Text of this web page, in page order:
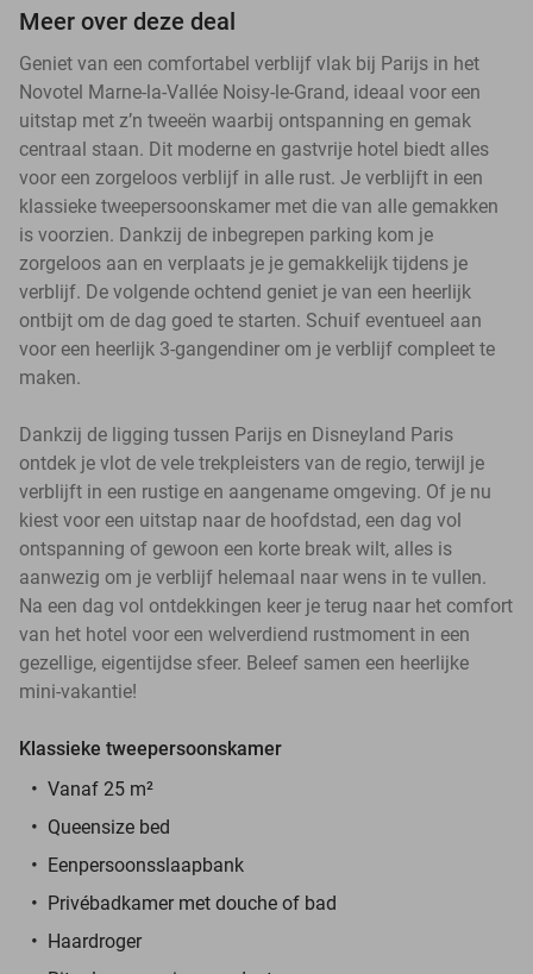
Meer over deze deal
Geniet van een comfortabel verblijf vlak bij Parijs in het
Novotel Marne-la-Vallée Noisy-le-Grand, ideaal voor een
uitstap met z’n tweeën waarbij ontspanning en gemak
centraal staan. Dit moderne en gastvrije hotel biedt alles
voor een zorgeloos verblijf in alle rust. Je verblijft in een
klassieke tweepersoonskamer met die van alle gemakken
is voorzien. Dankzij de inbegrepen parking kom je
zorgeloos aan en verplaats je je gemakkelijk tijdens je
verblijf. De volgende ochtend geniet je van een heerlijk
ontbijt om de dag goed te starten. Schuif eventueel aan
voor een heerlijk 3-gangendiner om je verblijf compleet te
maken.
Dankzij de ligging tussen Parijs en Disneyland Paris
ontdek je vlot de vele trekpleisters van de regio, terwijl je
verblijft in een rustige en aangename omgeving. Of je nu
kiest voor een uitstap naar de hoofdstad, een dag vol
ontspanning of gewoon een korte break wilt, alles is
aanwezig om je verblijf helemaal naar wens in te vullen.
Na een dag vol ontdekkingen keer je terug naar het comfort
van het hotel voor een welverdiend rustmoment in een
gezellige, eigentijdse sfeer. Beleef samen een heerlijke
mini-vakantie!
Klassieke tweepersoonskamer
Vanaf 25 m²
Queensize bed
Eenpersoonsslaapbank
Privébadkamer met douche of bad
Haardroger